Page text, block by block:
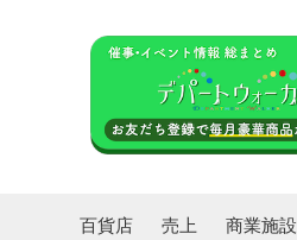
百貨店 売上 商業施設